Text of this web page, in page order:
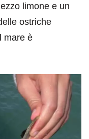
limone e un
ostriche
mare è